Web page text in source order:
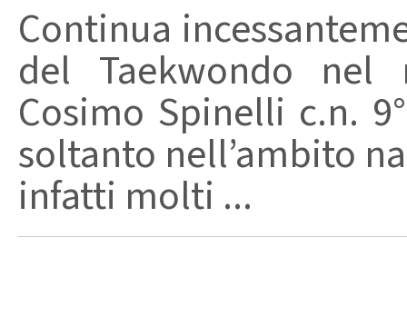
Continua
del Taekwondo nel
Cosimo Spinelli c.n.
soltanto nell’ambito
infatti molti ...